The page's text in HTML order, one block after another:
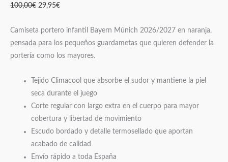
100,00€ 29,95€
Camiseta portero infantil Bayern Múnich 2026/2027 en naranja,
pensada para los pequeños guardametas que quieren defender la
portería como los mayores.
Tejido Climacool que absorbe el sudor y mantiene la piel
seca durante el juego
Corte regular con largo extra en el cuerpo para mayor
cobertura y libertad de movimiento
Escudo bordado y detalle termosellado que aportan
acabado de calidad
Envío rápido a toda España